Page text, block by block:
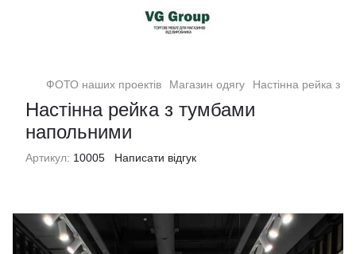
ФОТО наших проектів Магазин одягу Настінна рейка з
Настінна рейка з тумбами
напольними
Артикул: 10005 Написати відгук